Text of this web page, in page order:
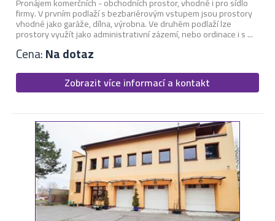
firmy. V prvním podlaží s bezbariérovým vstupem jsou prostory
vhodné jako garáže, dílna, výrobna. Ve druhém podlaží lze
prostory využít jako administrativní zázemí, nebo ordinace i s ...
Cena:Na dotaz
Zobrazit více informací a kontakt